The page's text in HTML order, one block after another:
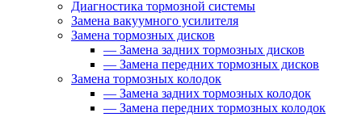
Диагностика тормозной системы
Замена вакуумного усилителя
Замена тормозных дисков
— Замена задних тормозных дисков
— Замена передних тормозных дисков
Замена тормозных колодок
— Замена задних тормозных колодок
— Замена передних тормозных колодок